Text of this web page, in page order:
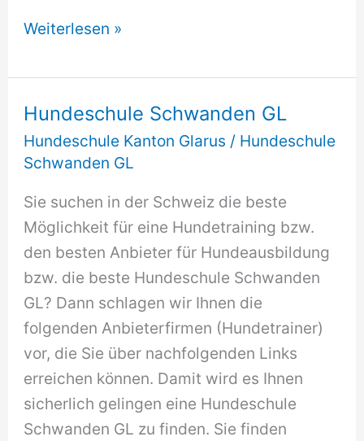
Hundeschule
Weiterlesen »
Hundeschule Schwanden GL
Hundeschule Kanton Glarus / Hundeschule
Schwanden GL
Sie suchen in der Schweiz die beste
Möglichkeit für eine Hundetraining bzw.
den besten Anbieter für Hundeausbildung
bzw. die beste Hundeschule Schwanden
GL? Dann schlagen wir Ihnen die
folgenden Anbieterfirmen (Hundetrainer)
vor, die Sie über nachfolgenden Links
erreichen können. Damit wird es Ihnen
sicherlich gelingen eine Hundeschule
Schwanden GL zu finden. Sie finden